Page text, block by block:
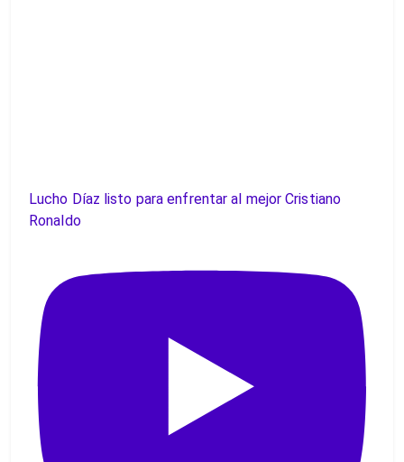
Lucho Díaz listo para enfrentar al mejor Cristiano
Ronaldo